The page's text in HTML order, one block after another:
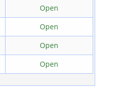
Open
Open
Open
Open